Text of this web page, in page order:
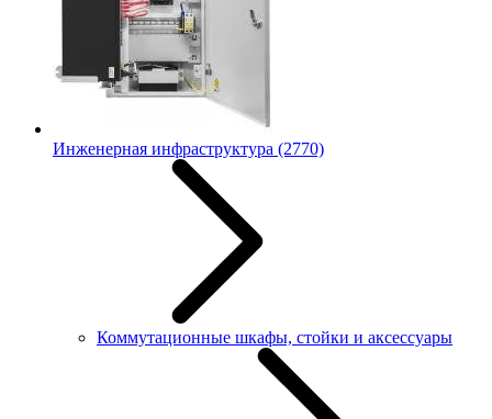
Инженерная инфраструктура (2770)
Коммутационные шкафы, стойки и аксессуары